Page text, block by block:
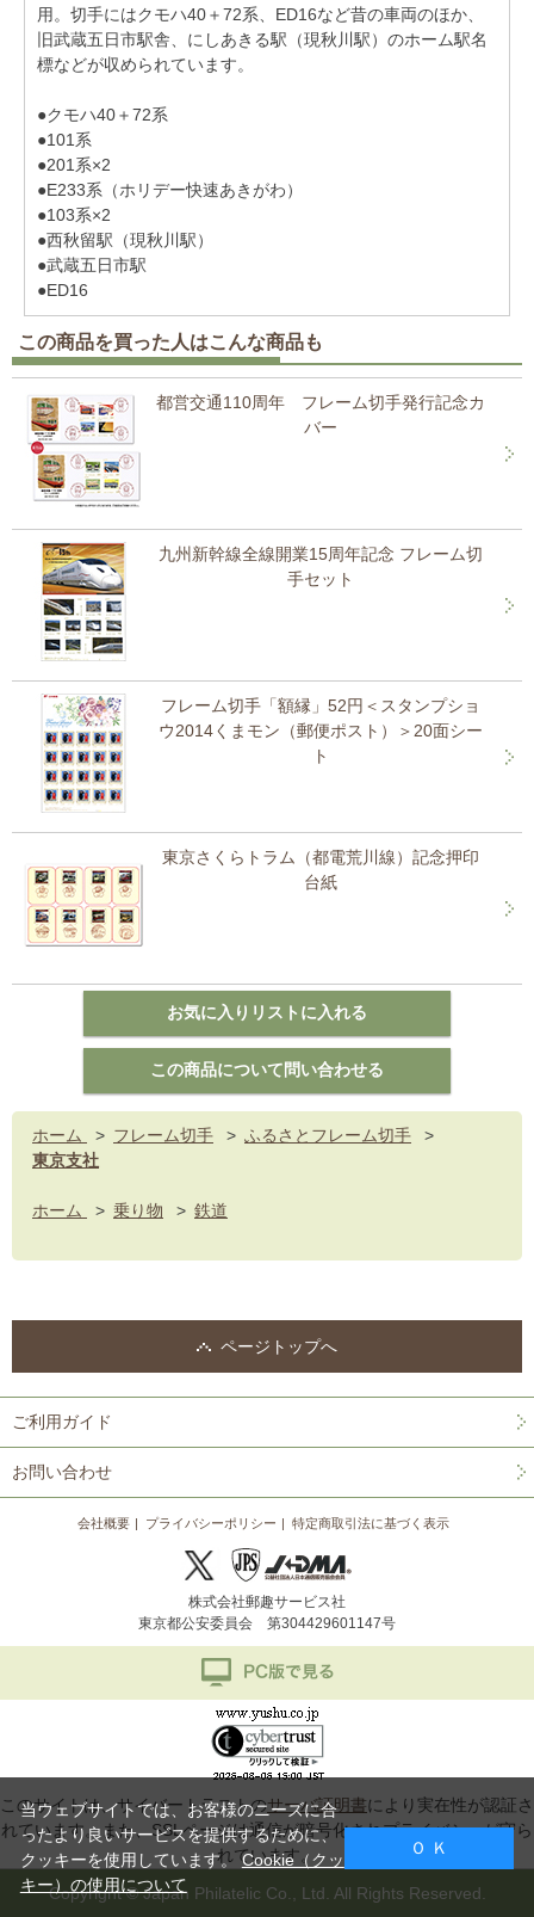
用。切手にはクモハ40＋72系、ED16など昔の車両のほか、
旧武蔵五日市駅舎、にしあきる駅（現秋川駅）のホーム駅名
標などが収められています。
●クモハ40＋72系
●101系
●201系×2
●E233系（ホリデー快速あきがわ）
●103系×2
●西秋留駅（現秋川駅）
●武蔵五日市駅
●ED16
この商品を買った人はこんな商品も
都営交通110周年 フレーム切手発行記念カ
バー
九州新幹線全線開業15周年記念 フレーム切
手セット
フレーム切手「額縁」52円＜スタンプショ
ウ2014くまモン（郵便ポスト）＞20面シー
ト
東京さくらトラム（都電荒川線）記念押印
台紙
ホーム > フレーム切手 > ふるさとフレーム切手
>
東京支社
ホーム > 乗り物 > 鉄道
ページトップへ
ご利用ガイド
お問い合わせ
会社概要 プライバシーポリシー 特定商取引法に基づく表示
株式会社郵趣サービス社
東京都公安委員会 第304429601147号
このサイトは、サイバートラストのサーバ証明書により実在性が認証さ
れています。また、SSLページは通信が暗号化されプライバシーが守ら
れています。
Copyright © Japan Philatelic Co., Ltd. All Rights Reserved.
当ウェブサイトでは、お客様のニーズに合
ったより良いサービスを提供するために、
クッキーを使用しています。Cookie（クッ
キー）の使用について
Ｏ Ｋ